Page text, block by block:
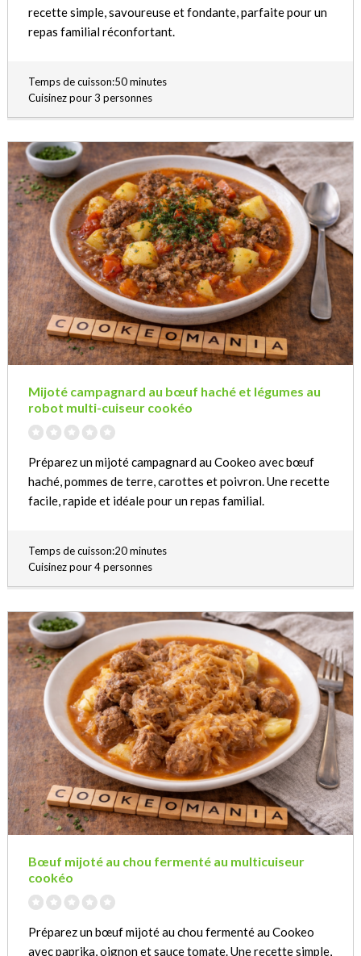
recette simple, savoureuse et fondante, parfaite pour un
repas familial réconfortant.
Temps de cuisson:50 minutes
Cuisinez pour 3 personnes
Mijoté campagnard au bœuf haché et légumes au
robot multi-cuiseur cookéo
Préparez un mijoté campagnard au Cookeo avec bœuf
haché, pommes de terre, carottes et poivron. Une recette
facile, rapide et idéale pour un repas familial.
Temps de cuisson:20 minutes
Cuisinez pour 4 personnes
Bœuf mijoté au chou fermenté au multicuiseur
cookéo
Préparez un bœuf mijoté au chou fermenté au Cookeo
avec paprika, oignon et sauce tomate. Une recette simple,